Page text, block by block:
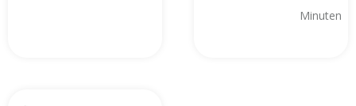
Minuten